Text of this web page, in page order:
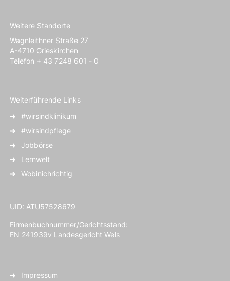
Weitere Standorte
Wagnleithner Straße 27
A-4710 Grieskirchen
Telefon + 43 7248 601 - 0
Weiterführende Links
#wirsindklinikum
#wirsindpflege
Jobbörse
Lernwelt
Wobinichrichtig
UID: ATU57528679
Firmenbuchnummer/Gerichtsstand:
FN 241939v Landesgericht Wels
Impressum